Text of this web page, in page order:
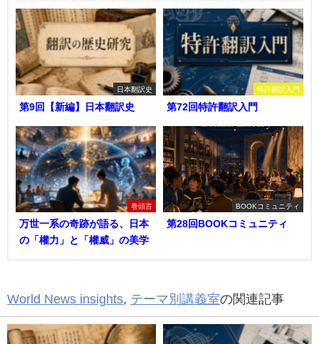
日本翻訳史
第9回【新編】日本翻訳史
特許翻訳入門
第72回特許翻訳入門
巻頭言
万世一系の奇跡が語る、日本
の「權力」と「權威」の美学
BOOKコミュニティ
第28回BOOKコミュニティ
World News insights, テーマ別講義室の関連記事